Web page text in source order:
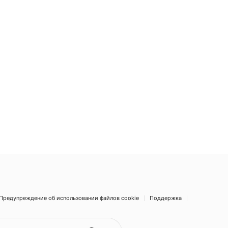
Предупреждение об использовании файлов cookie
Поддержка